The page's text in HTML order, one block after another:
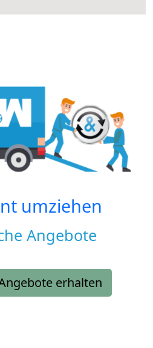
umziehen
Angebote
erhalten